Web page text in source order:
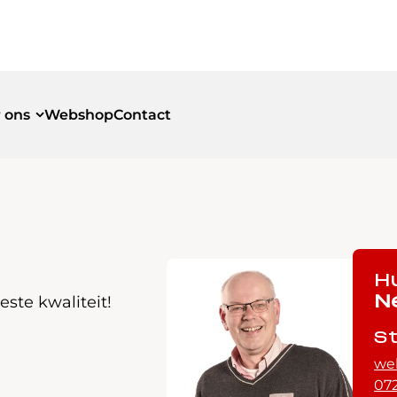
ons WebshopContact
kwaliteit!